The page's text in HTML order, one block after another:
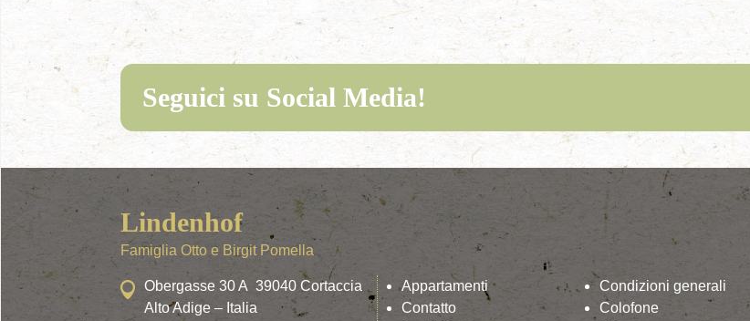
Seguici su Social Media!
Lindenhof
Famiglia Otto e Birgit Pomella
Obergasse 30 A 39040 Cortaccia
Alto Adige – Italia
Appartamenti
Contatto
Condizioni generali
Colofone